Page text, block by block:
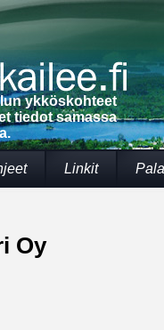
ykköskohteet
tiedot samassa
Linkit
Oy